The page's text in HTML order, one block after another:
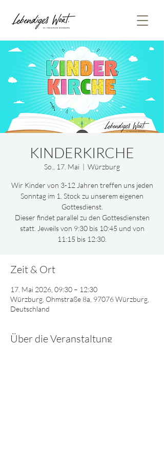
KINDERKIRCHE
So., 17. Mai
  |
Würzburg
Wir Kinder von 3-12 Jahren treffen uns jeden
Sonntag im 1. Stock zu unserem eigenen
Gottesdienst.
Dieser findet parallel zu den Gottesdiensten
statt. Jeweils von 9:30 bis 10:45 und von
11:15 bis 12:30.
Zeit & Ort
17. Mai 2026, 09:30 – 12:30
Würzburg, Ohmstraße 8a, 97076 Würzburg,
Deutschland
Über die Veranstaltung